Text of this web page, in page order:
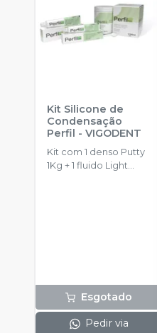
Kit Silicone de
Condensação
Perfil -VIGODENT
Kit com 1 denso Putty
1Kg + 1 fluido Light
Esgotado
Pedir via